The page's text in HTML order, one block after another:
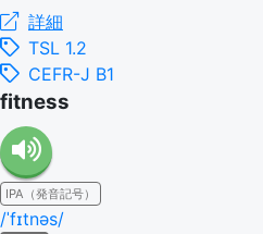
詳細
TSL 1.2
CEFR-J B1
fitness
IPA（発音記号）
/ˈfɪtnəs/